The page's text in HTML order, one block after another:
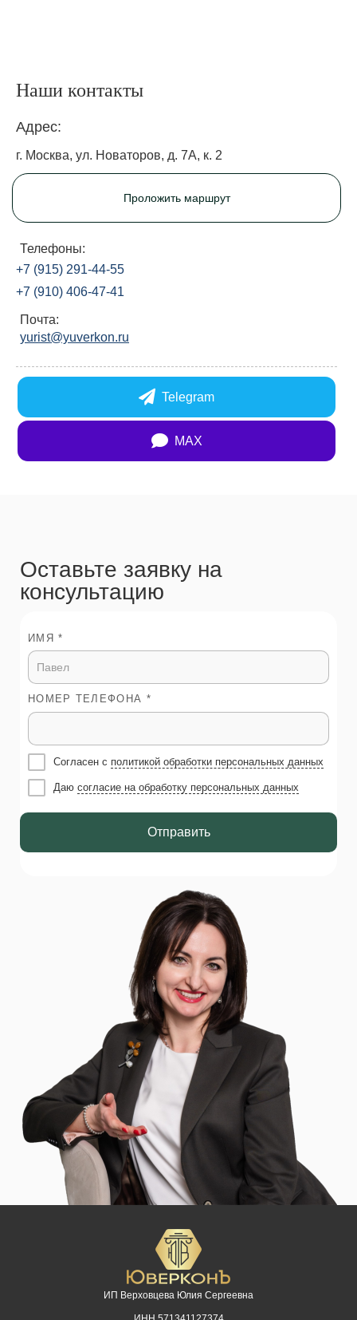
Наши контакты
Адрес:
г. Москва, ул. Новаторов, д. 7А, к. 2
Проложить маршрут
Телефоны:
+7 (915) 291-44-55
+7 (910) 406-47-41
Почта:
yurist@yuverkon.ru
Telegram
MAX
Оставьте заявку на
консультацию
ИМЯ *
НОМЕР ТЕЛЕФОНА *
Согласен с политикой обработки персональных данных
Даю согласие на обработку персональных данных
Отправить
ИП Верховцева Юлия Сергеевна